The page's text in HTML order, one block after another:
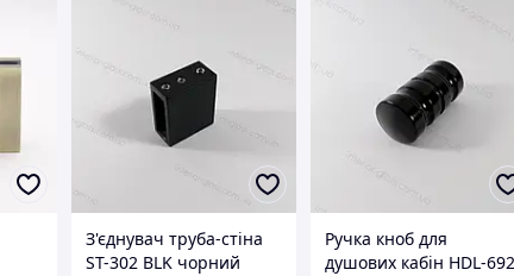
З'єднувач труба-стіна
ST-302 BLK чорний
Ручка кноб для
душових кабін HDL-692